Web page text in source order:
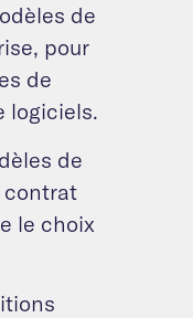
de
pour
de
logiciels.
de
contrat
le choix